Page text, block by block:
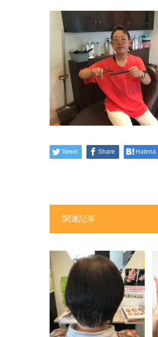
Tweet Share Hatena
関連記事